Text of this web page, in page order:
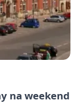
na weekend